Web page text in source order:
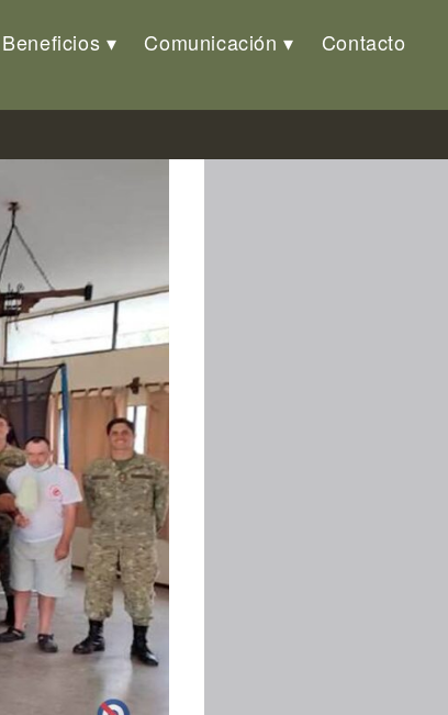
Beneficios Comunicación Contacto